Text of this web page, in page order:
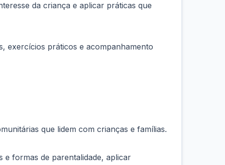
da criança e aplicar práticas que
exercícios práticos e acompanhamento
que lidem com crianças e famílias.
e formas de parentalidade, aplicar